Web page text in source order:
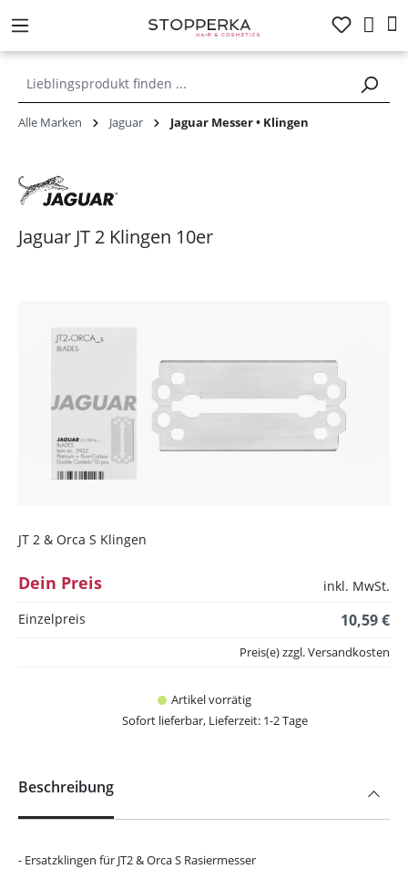
springen
Alle Marken Jaguar Jaguar Messer • Klingen
Jaguar JT 2 Klingen 10er
JT 2 & Orca S Klingen
Dein Preis
inkl. MwSt.
Einzelpreis
10,59 €
Artikel vorrätig
Sofort lieferbar, Lieferzeit: 1-2 Tage
Preis(e) zzgl. Versandkosten
Beschreibung
- Ersatzklingen für JT2 & Orca S Rasiermesser